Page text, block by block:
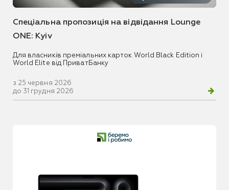
Спеціальна пропозиція на відвідання Lounge
ONE: Kyiv
Для власників преміальних карток World Black Edition і
World Elite від ПриватБанку
з 25 червня 2026
до 31 грудня 2026